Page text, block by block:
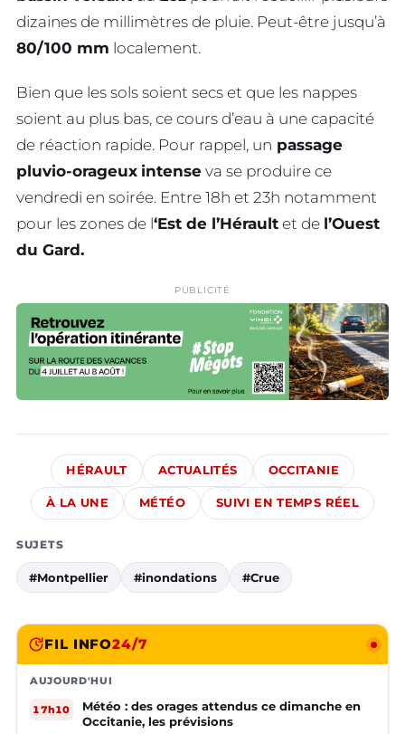
dizaines de millimètres de pluie. Peut-être jusqu’à
80/100 mm localement.
Bien que les sols soient secs et que les nappes
soient au plus bas, ce cours d’eau à une capacité
de réaction rapide. Pour rappel, un passage
pluvio-orageux intense va se produire ce
vendredi en soirée. Entre 18h et 23h notamment
pour les zones de l‘Est de l’Hérault et de l’Ouest
du Gard.
PUBLICITÉ
HÉRAULT ACTUALITÉS OCCITANIE
À LA UNE MÉTÉO SUIVI EN TEMPS RÉEL
SUJETS
#Montpellier #inondations #Crue
FIL INFO24/7
AUJOURD'HUI
17h10
Météo : des orages attendus ce dimanche en
Occitanie, les prévisions